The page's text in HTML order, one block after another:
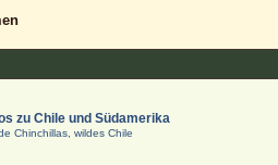
zu Chile und Südamerika
Chinchillas, wildes Chile